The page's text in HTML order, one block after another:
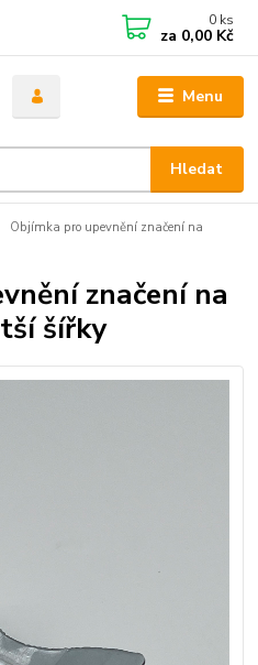
Menu
Hledat
0 ks
za 0,00 Kč
Objímka pro upevnění značení na
značení na
šířky